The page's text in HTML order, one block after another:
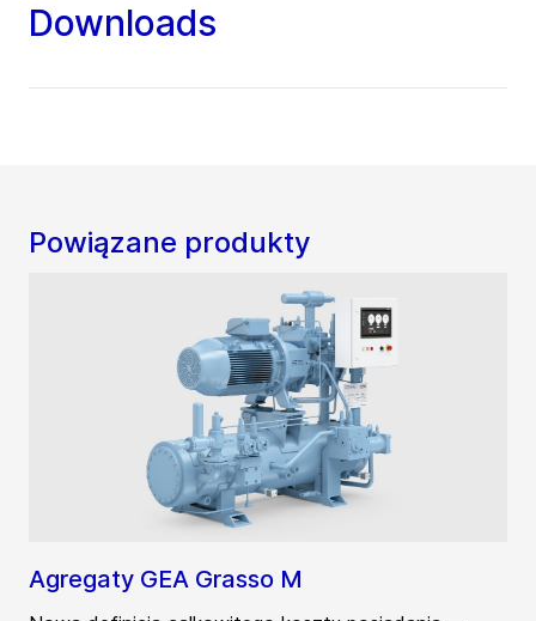
Downloads
Powiązane produkty
Agregaty GEA Grasso M